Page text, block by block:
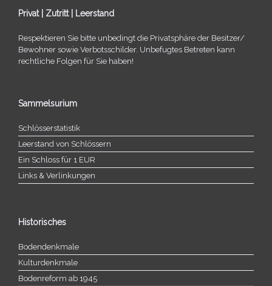
Privat | Zutritt | Leerstand
Respektieren Sie bitte unbe­dingt die Privatsphäre der Besitzer/​
Bewohner sowie Verbotsschilder. Unbefugtes Betreten kann
recht­li­che Folgen für Sie haben!
Sammelsurium
Schlösserstatistik
Leerstand von Schlössern
Ein Schloss für 1 EUR
Links & Verlinkungen
Historisches
Bodendenkmale
Kulturdenkmale
Bodenreform ab 1945